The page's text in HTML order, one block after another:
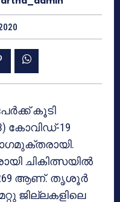
കൂടി
കോവിഡ്-19
ചികിത്സയിൽ
ആണ്. തൃശൂർ
ജില്ലകളിലെ